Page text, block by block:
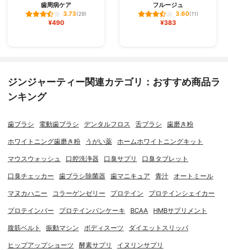
歯周病ケア
3.73(29)
¥490
フルージュ
3.60(11)
¥383
ジンジャーティー関連カテゴリ：おすすめ商品ラ
ンキング
歯ブラシ 電動歯ブラシ デンタルフロス 舌ブラシ 歯磨き粉
ホワイトニング歯磨き粉 うがい薬 ホームホワイトニングキット
マウスウォッシュ 口腔洗浄器 口臭サプリ 口臭タブレット
口臭チェッカー 歯ブラシ除菌器 歯マニキュア 青汁 オートミール
マヌカハニー コラーゲンゼリー プロテイン プロテインシェイカー
プロテインバー プロテインパンケーキ BCAA HMBサプリメント
腹筋ベルト 振動マシン ボディスーツ ダイエットスリッパ
ヒップアップショーツ 酵素サプリ イヌリンサプリ